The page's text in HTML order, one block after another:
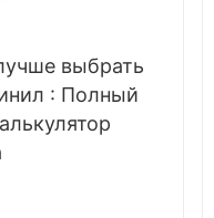
выбрать
: Полный